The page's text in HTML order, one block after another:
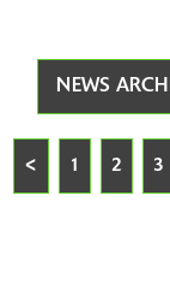
NEWS
< 1 2 3